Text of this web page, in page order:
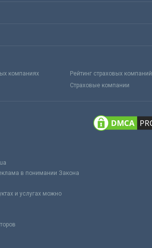
компаниях
Рейтинг страховых компаний
Страховые компании
в понимании Закона
и услугах можно